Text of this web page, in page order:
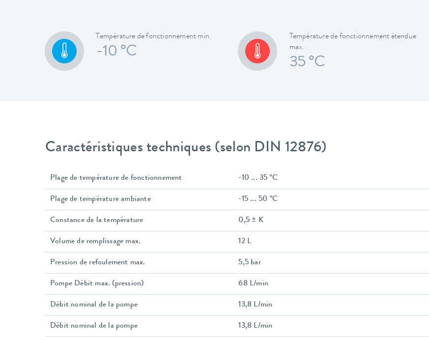
Température de fonctionnement min.
-10 °C
Température de fonctionnement étendue
max.
35 °C
Caractéristiques techniques (selon DIN 12876)
Plage de température de fonctionnement -10 ... 35 °C
Plage de température ambiante -15 ... 50 °C
Constance de la température 0,5 ± K
Volume de remplissage max. 12 L
Pression de refoulement max. 5,5 bar
Pompe Débit max. (pression) 68 L/min
Débit nominal de la pompe 13,8 L/min
Débit nominal de la pompe 13,8 L/min